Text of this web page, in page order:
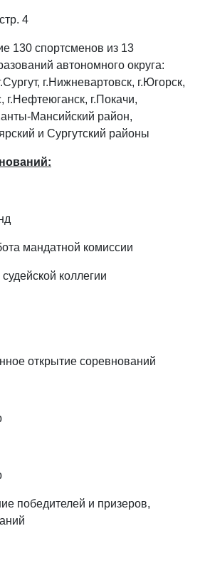
4
130 спортсменов из 13
автономного округа:
г.Нижневартовск, г.Югорск,
г.Нефтеюганск, г.Покачи,
Мансийский район,
и Сургутский районы
мандатной комиссии
коллегии
открытие соревнований
победителей и призеров,